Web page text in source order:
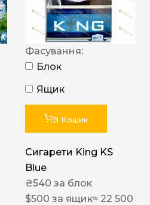
Фасування:
Блок
Ящик
В Кошик
Сигарети King KS
Blue
₴540 за блок
$500 за ящик≈ 22 500